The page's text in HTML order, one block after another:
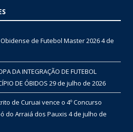
de Futebol Master 20264 de
DA INTEGRAÇÃO DE FUTEBOL
DE ÓBIDOS 29 de julho de 2026
de Curuai vence o 4º Concurso
do Arraiá dos Pauxis 4 de julho de